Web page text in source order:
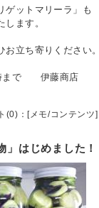
ゲットマリーラ」も
ます。
お立ち寄りください
まで 伊藤商店
(0) ：[メモ/コンテンツ]
」はじめました！